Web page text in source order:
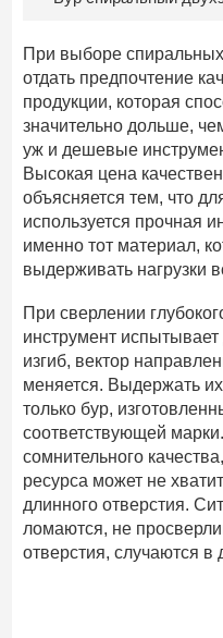
При выборе
отдать предпочтение
продукции, которая
значительно дольше,
уж и дешевые
Высокая цена
объясняется тем, что
используется прочная
именно тот материал,
выдерживать нагрузки
При сверлении
инструмент
изгиб, вектор
меняется. Выдержать
только бур,
соответствующей
сомнительного
ресурса может не
длинного отверстия.
ломаются, не
отверстия, случаются в